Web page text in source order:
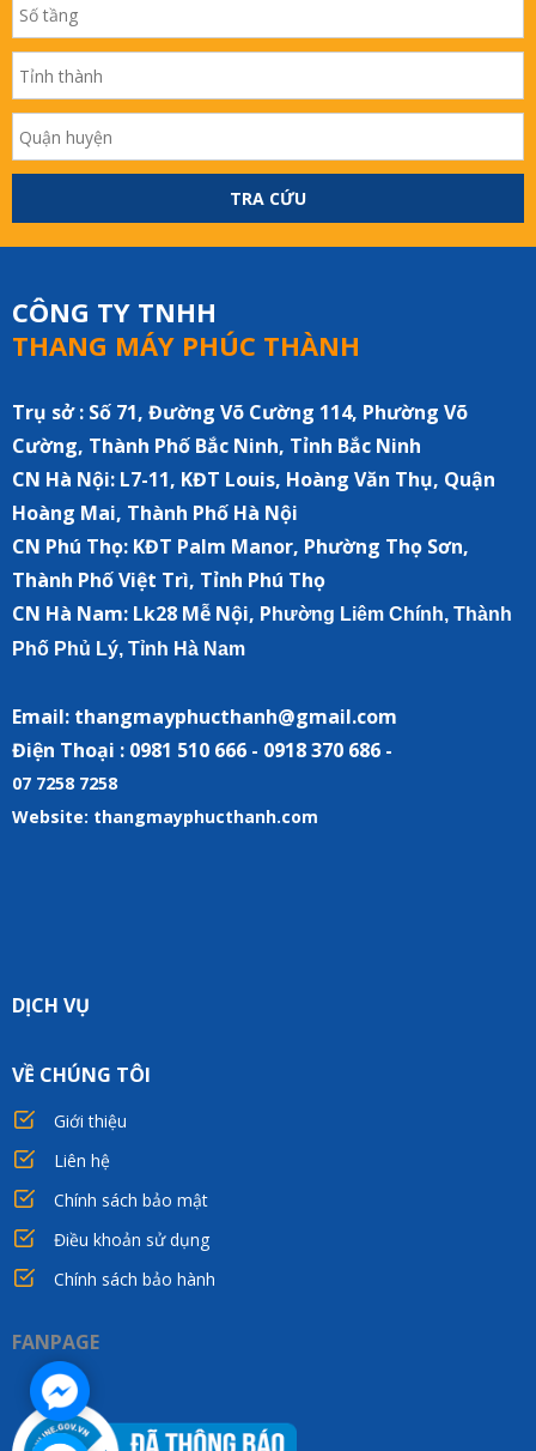
TRA CỨU
CÔNG TY TNHH
THANG MÁY PHÚC THÀNH
Trụ sở : Số 71, Đường Võ Cường 114, Phường Võ
Cường, Thành Phố Bắc Ninh, Tỉnh Bắc Ninh
CN Hà Nội: L7-11, KĐT Louis, Hoàng Văn Thụ, Quận
Hoàng Mai, Thành Phố Hà Nội
CN Phú Thọ: KĐT Palm Manor, Phường Thọ Sơn,
Thành Phố Việt Trì, Tỉnh Phú Thọ
CN Hà Nam: Lk28 Mễ Nội, P hường Liêm Chính, Thành
Phố Phủ Lý, Tỉnh Hà Nam
Email: thangmayphucthanh@gmail.com
Điện Thoại : 0981 510 666 - 0918 370 686 -
07 7258 7258
Website: thangmayphucthanh.com
DỊCH VỤ
VỀ CHÚNG TÔI
Giới thiệu
Liên hệ
Chính sách bảo mật
Điều khoản sử dụng
Chính sách bảo hành
FANPAGE